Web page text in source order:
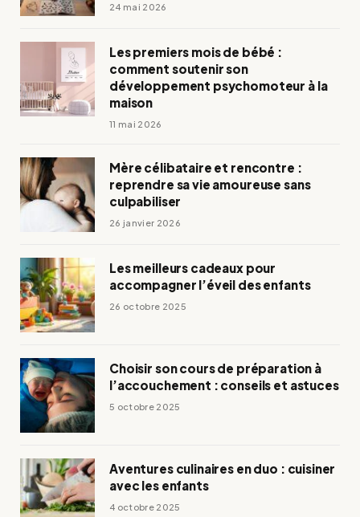
24 mai 2026
Les premiers mois de bébé :
comment soutenir son
développement psychomoteur à la
maison
11 mai 2026
Mère célibataire et rencontre :
reprendre sa vie amoureuse sans
culpabiliser
26 janvier 2026
Les meilleurs cadeaux pour
accompagner l’éveil des enfants
26 octobre 2025
Choisir son cours de préparation à
l’accouchement : conseils et astuces
5 octobre 2025
Aventures culinaires en duo : cuisiner
avec les enfants
4 octobre 2025